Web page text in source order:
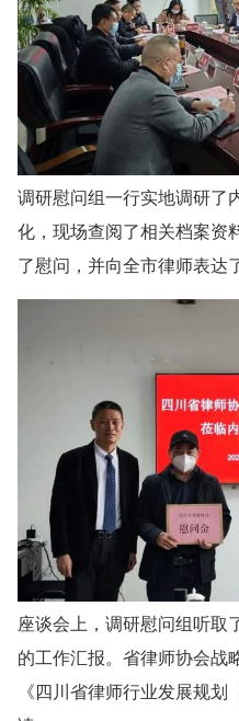
调研慰问组一行实地调研了
化，现场查阅了相关档案资
了慰问，并向全市律师表达
座谈会上，调研慰问组听取
的工作汇报。省律师协会战
《四川省律师行业发展规划